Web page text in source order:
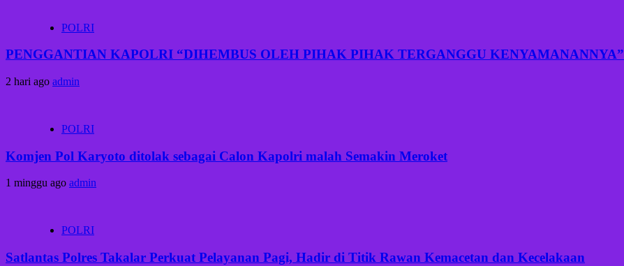
POLRI
PENGGANTIAN KAPOLRI “DIHEMBUS OLEH PIHAK PIHAK TERGANGGU KENYAMANANNYA”
2 hari ago admin
POLRI
Komjen Pol Karyoto ditolak sebagai Calon Kapolri malah Semakin Meroket
1 minggu ago admin
POLRI
Satlantas Polres Takalar Perkuat Pelayanan Pagi, Hadir di Titik Rawan Kemacetan dan Kecelakaan